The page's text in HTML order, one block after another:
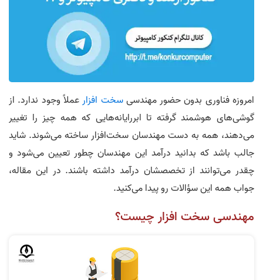
امروزه فناوری بدون حضور مهندسیسخت افزارعملاً وجود ندارد. از
گوشی‌های هوشمند گرفته تا ابررایانه‌هایی که همه چیز را تغییر
می‌دهند، همه به دست مهندسان سخت‌افزار ساخته می‌شوند. شاید
جالب باشد که بدانید درآمد این مهندسان چطور تعیین می‌شود و
چقدر می‌توانند از تخصصشان درآمد داشته باشند. در این مقاله،
جواب همه این سؤالات رو پیدا می‌کنید.
مهندسی سخت افزار چیست؟